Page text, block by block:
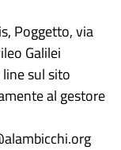
Poggetto, via
Galilei
sul sito
al gestore